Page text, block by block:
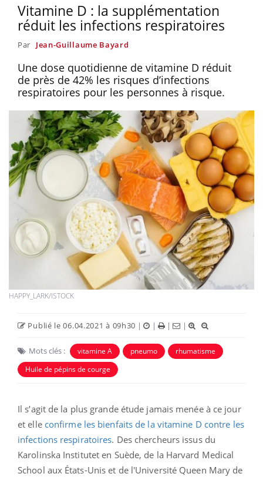
Vitamine D : la supplémentation
réduit les infections respiratoires
Par Jean-Guillaume Bayard
Une dose quotidienne de vitamine D réduit
de près de 42% les risques d’infections
respiratoires pour les personnes à risque.
HAPPY_LARK/ISTOCK
Publié le 06.04.2021 à 09h30 | | | |
Mots clés : vitamine A pneumo
rhumatisme
Huile de pépins de courge
Il s’agit de la plus grande étude jamais menée à ce jour
et elle confirme les bienfaits de la vitamine D contre les
infections respiratoires. Des chercheurs issus du
Karolinska Institutet en Suède, de la Harvard Medical
School aux États-Unis et de l'Université Queen Mary de